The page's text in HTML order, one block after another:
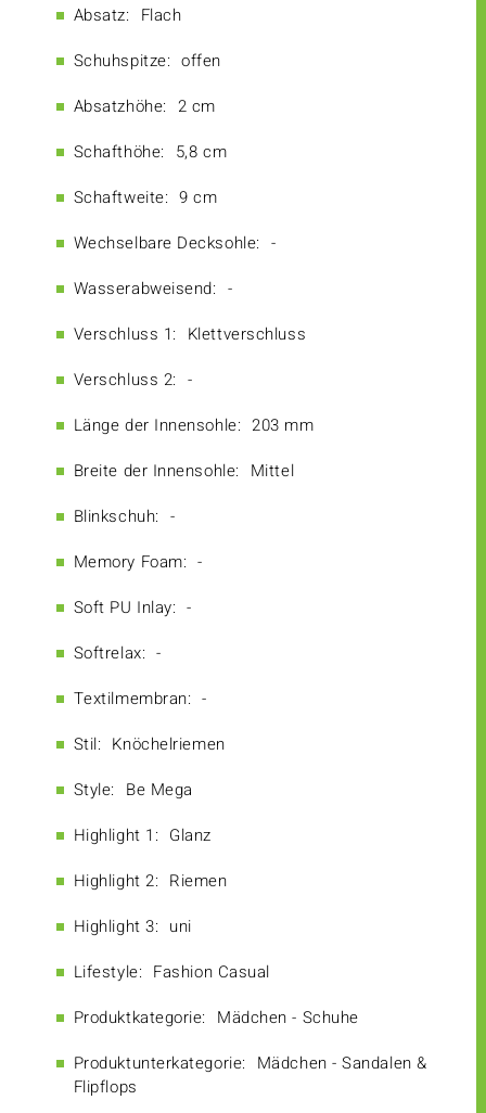
Absatz: Flach
Schuhspitze: offen
Absatzhöhe: 2 cm
Schafthöhe: 5,8 cm
Schaftweite: 9 cm
Wechselbare Decksohle: -
Wasserabweisend: -
Verschluss 1: Klettverschluss
Verschluss 2: -
Länge der Innensohle: 203 mm
Breite der Innensohle: Mittel
Blinkschuh: -
Memory Foam: -
Soft PU Inlay: -
Softrelax: -
Textilmembran: -
Stil: Knöchelriemen
Style: Be Mega
Highlight 1: Glanz
Highlight 2: Riemen
Highlight 3: uni
Lifestyle: Fashion Casual
Produktkategorie: Mädchen - Schuhe
Produktunterkategorie: Mädchen - Sandalen &
Flipflops